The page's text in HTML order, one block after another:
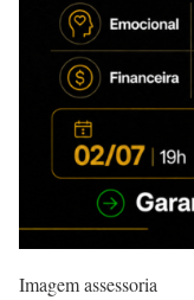
Imagem assessoria